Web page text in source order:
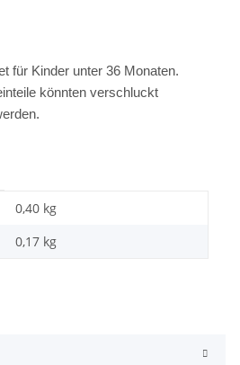
für Kinder unter 36 Monaten.
könnten verschluckt
0,40 kg
0,17 kg